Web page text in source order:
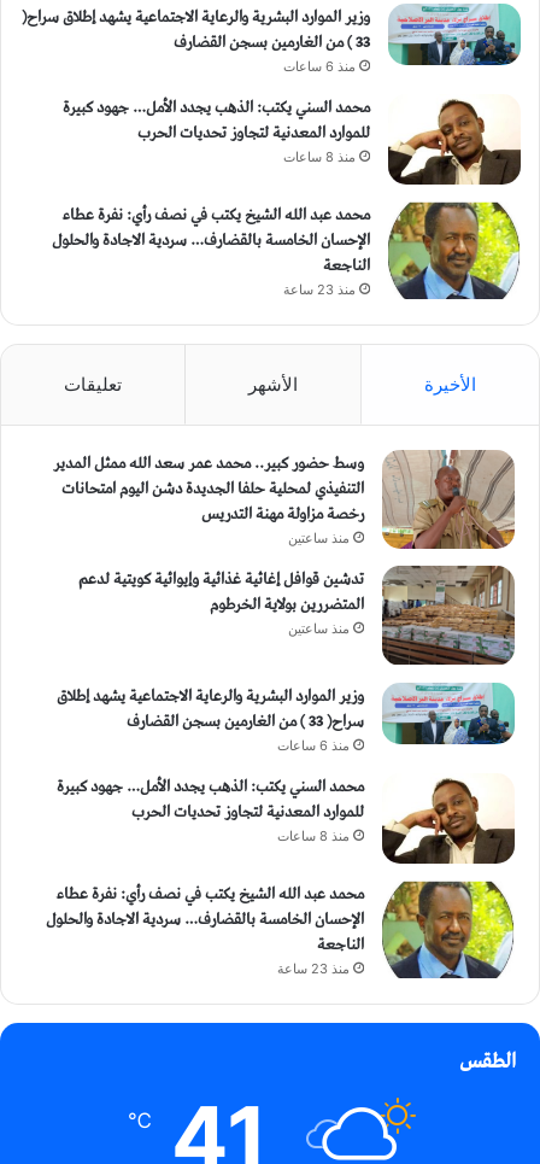
وزير الموارد البشرية والرعاية الاجتماعية يشهد إطلاق سراح(
33 ) من الغارمين بسجن القضارف
منذ 6 ساعات
محمد السني يكتب: الذهب يجدد الأمل… جهود كبيرة
للموارد المعدنية لتجاوز تحديات الحرب
منذ 8 ساعات
محمد عبد الله الشيخ يكتب في نصف رأي: نفرة عطاء
الإحسان الخامسة بالقضارف… سردية الاجادة والحلول
الناجعة
منذ 23 ساعة
الأخيرة الأشهر تعليقات
وسط حضور كبير.. محمد عمر سعد الله ممثل المدير
التنفيذي لمحلية حلفا الجديدة دشن اليوم امتحانات
رخصة مزاولة مهنة التدريس
منذ ساعتين
تدشين قوافل إغاثية غذائية وإيوائية كويتية لدعم
المتضررين بولاية الخرطوم
منذ ساعتين
وزير الموارد البشرية والرعاية الاجتماعية يشهد إطلاق
سراح( 33 ) من الغارمين بسجن القضارف
منذ 6 ساعات
محمد السني يكتب: الذهب يجدد الأمل… جهود كبيرة
للموارد المعدنية لتجاوز تحديات الحرب
منذ 8 ساعات
محمد عبد الله الشيخ يكتب في نصف رأي: نفرة عطاء
الإحسان الخامسة بالقضارف… سردية الاجادة والحلول
الناجعة
منذ 23 ساعة
الطقس
41
℃